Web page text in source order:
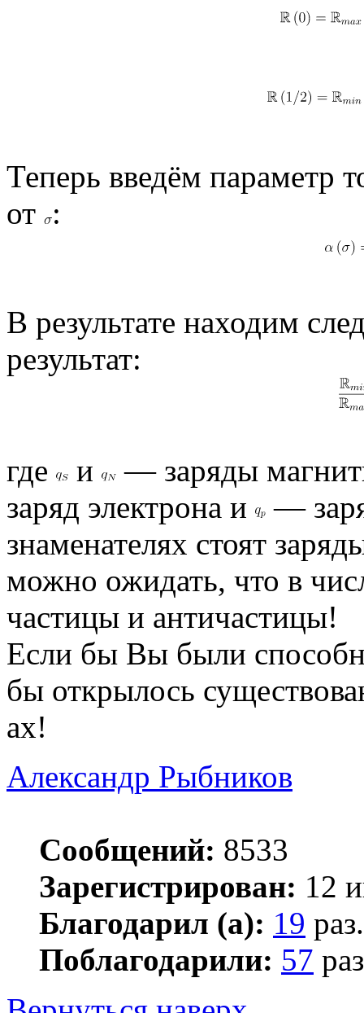
Теперь введём параметр
от :
В результате находим
результат:
где и
— заряды
заряд электрона и
—
знаменателях стоят
можно ожидать, что в
частицы и античастицы!
Если бы Вы были
бы открылось
ах!
Александр Рыбников
Сообщений: 8533
Зарегистрирован: 12
Благодарил (а): 19 раз.
Поблагодарили: 57